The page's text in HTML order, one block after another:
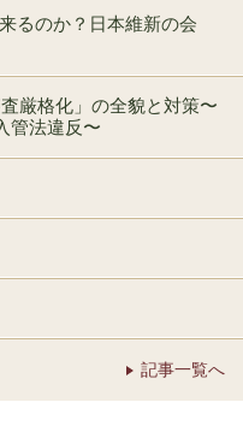
るのか？日本維新の会
厳格化」の全貌と対策〜
管法違反〜
記事一覧へ